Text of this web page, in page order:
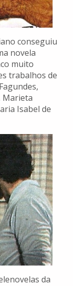
conseguiu
novela
muito
trabalhos de
Marieta
Isabel de
da